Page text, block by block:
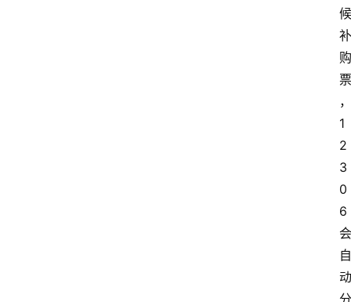
候
补
购
票
，
1
2
3
0
6
会
自
动
分